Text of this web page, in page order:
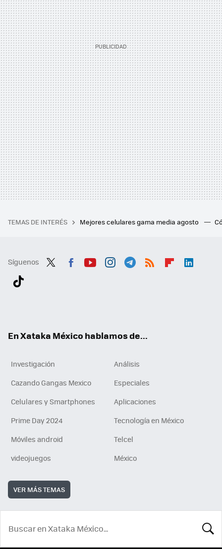
TEMAS DE INTERÉS Mejores celulares gama media agosto
Síguenos
En Xataka México hablamos de...
Investigación
Análisis
Cazando Gangas Mexico
Especiales
Celulares y Smartphones
Aplicaciones
Prime Day 2024
Tecnología en México
Móviles android
Telcel
videojuegos
México
VER MÁS TEMAS